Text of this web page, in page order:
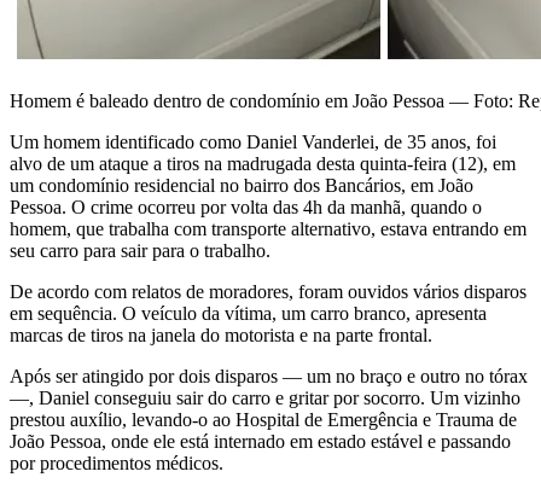
Homem é baleado dentro de condomínio em João Pessoa — Foto:
Um homem identificado como Daniel Vanderlei, de 35 anos, foi
alvo de um ataque a tiros na madrugada desta quinta-feira (12), em
um condomínio residencial no bairro dos Bancários, em João
Pessoa. O crime ocorreu por volta das 4h da manhã, quando o
homem, que trabalha com transporte alternativo, estava entrando em
seu carro para sair para o trabalho.
De acordo com relatos de moradores, foram ouvidos vários disparos
em sequência. O veículo da vítima, um carro branco, apresenta
marcas de tiros na janela do motorista e na parte frontal.
Após ser atingido por dois disparos — um no braço e outro no tórax
—, Daniel conseguiu sair do carro e gritar por socorro. Um vizinho
prestou auxílio, levando-o ao Hospital de Emergência e Trauma de
João Pessoa, onde ele está internado em estado estável e passando
por procedimentos médicos.